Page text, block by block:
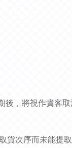
，將視作貴客
貨次序而未能提